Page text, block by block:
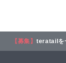
【募集】 teratailを